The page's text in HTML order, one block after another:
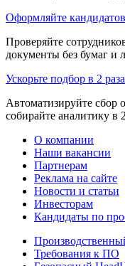
Оформляйте
Проверяйте
документы без бумаг и
Ускорьте подбор в 2
Автоматизируйте сбор
собирайте аналитику в
О компании
Наши вакансии
Партнерам
Реклама на сайте
Новости и статьи
Инвесторам
Кандидаты по
Требования к ПО